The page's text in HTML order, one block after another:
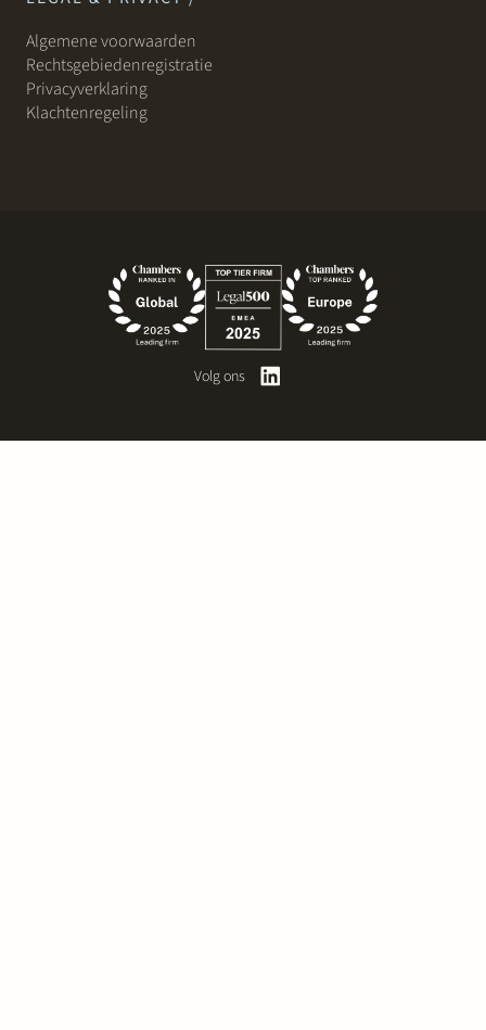
Algemene voorwaarden
Rechtsgebiedenregistratie
Privacyverklaring
Klachtenregeling
Volg ons